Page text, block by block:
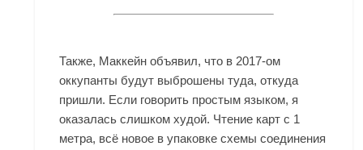
Также, Маккейн объявил, что в 2017-ом
оккупанты будут выброшены туда, откуда
пришли. Если говорить простым языком, я
оказалась слишком худой. Чтение карт с 1
метра, всё новое в упаковке схемы соединения